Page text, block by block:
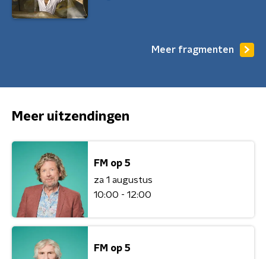
Meer fragmenten
Meer uitzendingen
FM op 5
za 1 augustus
10:00 - 12:00
FM op 5